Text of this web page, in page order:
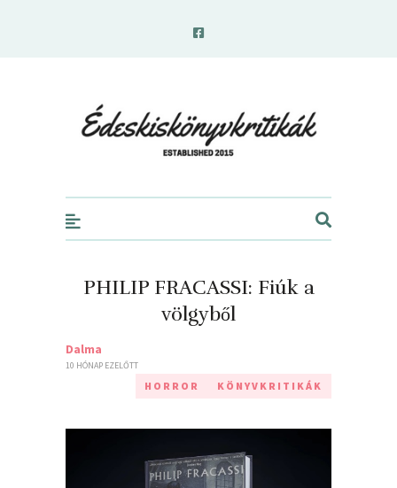
PHILIP FRACASSI: Fiúk ​a
völgyből
Dalma
10 HÓNAP EZELŐTT
HORROR KÖNYVKRITIKÁK